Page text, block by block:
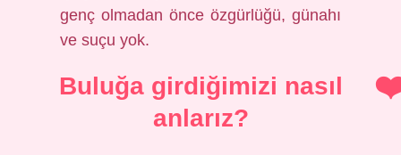
genç olmadan önce özgürlüğü, günahı
ve suçu yok.
Buluğa girdiğimizi nasıl
anlarız?